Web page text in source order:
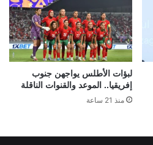
لبؤات الأطلس يواجهن جنوب
إفريقيا.. الموعد والقنوات الناقلة
منذ 21 ساعة